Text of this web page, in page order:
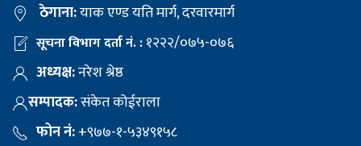
ठेगाना:याक एण्ड यति मार्ग, दरवारमार्ग
सूचना विभाग दर्ता नं. :१२२२/०७५-०७६
अध्यक्ष:नरेश श्रेष्ठ
सम्पादक:संकेत कोईराला
फोन नं:+९७७-१-५३४९१५८